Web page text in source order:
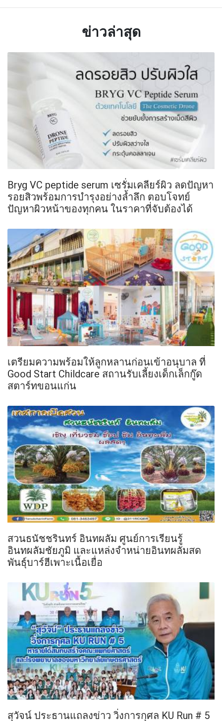
ข่าวล่าสุด
Bryg VC peptide serum เซรั่มเคลียร์ผิว ลดปัญหา
รอยสิวพร้อมการบำรุงอย่างล้ำลึก ตอบโจทย์
ปัญหาผิวหน้าของทุกคน ในราคาที่จับต้องได้
เตรียมความพร้อมให้ลูกหลานก่อนเข้าอนุบาล ที่
Good Start Childcare สถานรับเลี้ยงเด็กเล็กกู๊ด
สตาร์ทขอนแก่น
สวนธนัชชรินทร์ อินทผลัม ศูนย์การเรียนรู้
อินทผลัมชัยภูมิ และแหล่งจำหน่ายอินทผลัมสด
พันธุ์บาร์ฮีเพาะเนื้อเยื่อ
สุวัจน์ ประธานแถลงข่าว วิ่งการกุศล KU Run # 5